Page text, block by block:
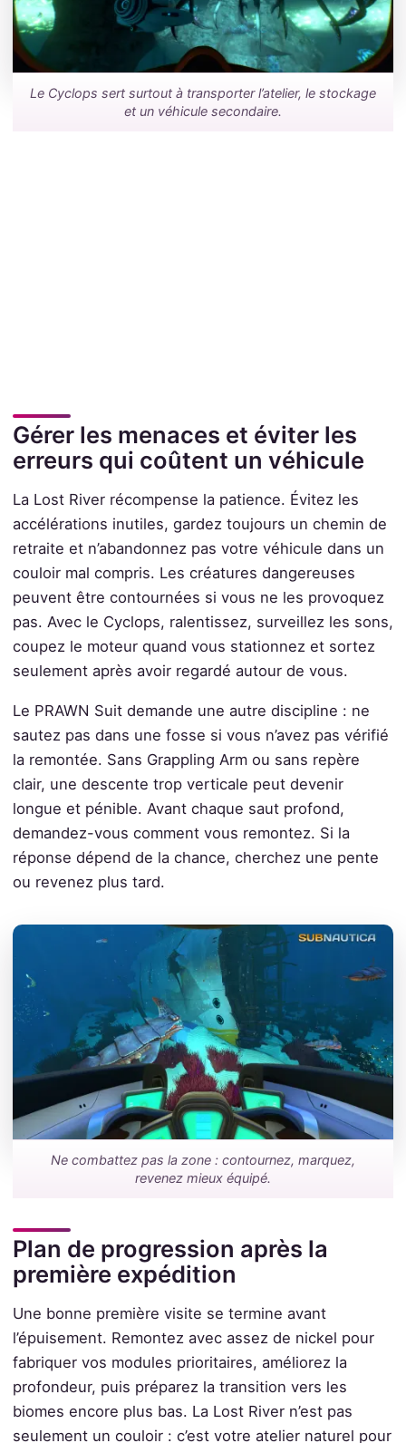
Le Cyclops sert surtout à transporter l’atelier, le stockage
et un véhicule secondaire.
Gérer les menaces et éviter les
erreurs qui coûtent un véhicule
La Lost River récompense la patience. Évitez les
accélérations inutiles, gardez toujours un chemin de
retraite et n’abandonnez pas votre véhicule dans un
couloir mal compris. Les créatures dangereuses
peuvent être contournées si vous ne les provoquez
pas. Avec le Cyclops, ralentissez, surveillez les sons,
coupez le moteur quand vous stationnez et sortez
seulement après avoir regardé autour de vous.
Le PRAWN Suit demande une autre discipline : ne
sautez pas dans une fosse si vous n’avez pas vérifié
la remontée. Sans Grappling Arm ou sans repère
clair, une descente trop verticale peut devenir
longue et pénible. Avant chaque saut profond,
demandez-vous comment vous remontez. Si la
réponse dépend de la chance, cherchez une pente
ou revenez plus tard.
Ne combattez pas la zone : contournez, marquez,
revenez mieux équipé.
Plan de progression après la
première expédition
Une bonne première visite se termine avant
l’épuisement. Remontez avec assez de nickel pour
fabriquer vos modules prioritaires, améliorez la
profondeur, puis préparez la transition vers les
biomes encore plus bas. La Lost River n’est pas
seulement un couloir : c’est votre atelier naturel pour